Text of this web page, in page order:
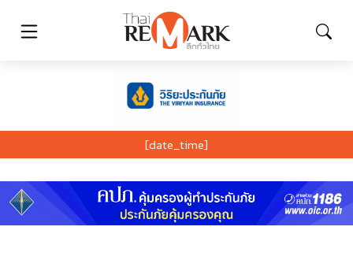
[date_time]